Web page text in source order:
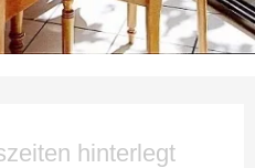
hinterlegt